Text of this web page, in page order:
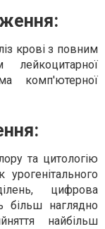
крові з повним
комп'ютерної
та цитологію
цифрова
більш наглядно
найбільш